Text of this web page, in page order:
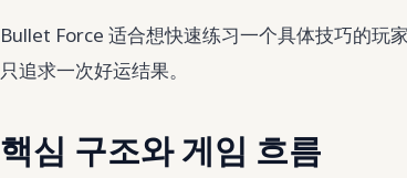
Bullet Force 适合想快速练习一个具体技巧的玩
只追求一次好运结果。
핵심 구조와 게임 흐름